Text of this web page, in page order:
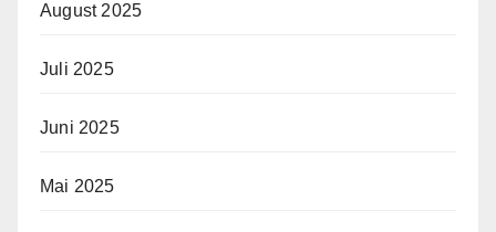
August 2025
Juli 2025
Juni 2025
Mai 2025